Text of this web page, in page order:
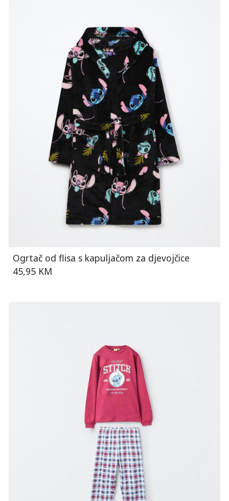
Ogrtač od flisa s kapuljačom za djevojčice
45,95 KM